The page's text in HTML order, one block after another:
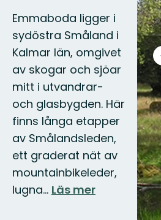
Emmaboda ligger i
sydöstra Småland i
Kalmar län, omgivet
av skogar och sjöar
mitt i utvandrar-
och glasbygden. Här
finns långa etapper
av Smålandsleden,
ett graderat nät av
mountainbikeleder,
lugna… Läs mer